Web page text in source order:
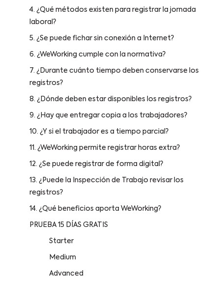
4. ¿Qué métodos existen para registrar la jornada
laboral?
5. ¿Se puede fichar sin conexión a Internet?
6. ¿WeWorking cumple con la normativa?
7. ¿Durante cuánto tiempo deben conservarse los
registros?
8. ¿Dónde deben estar disponibles los registros?
9. ¿Hay que entregar copia a los trabajadores?
10. ¿Y si el trabajador es a tiempo parcial?
11. ¿WeWorking permite registrar horas extra?
12. ¿Se puede registrar de forma digital?
13. ¿Puede la Inspección de Trabajo revisar los
registros?
14. ¿Qué beneficios aporta WeWorking?
PRUEBA 15 DÍAS GRATIS
Starter
Medium
Advanced